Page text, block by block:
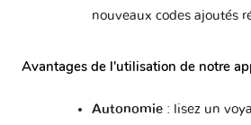
Lancer VIII
nouveaux codes ajoutés
Avantages de l'utilisation de notre
Autonomie: lisez un